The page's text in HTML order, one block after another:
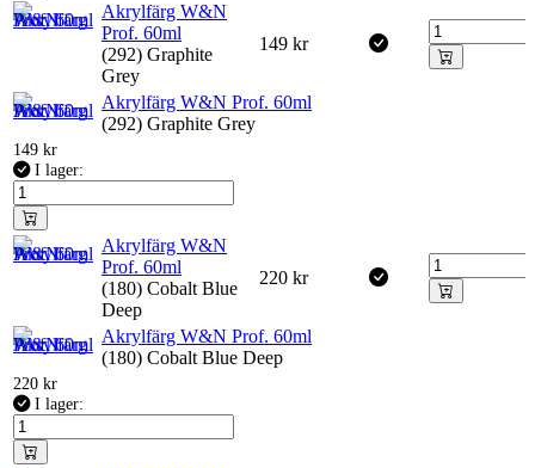
Akrylfärg W&N
Prof. 60ml
(292) Graphite
Grey
149 kr
Akrylfärg W&N Prof. 60ml
(292) Graphite Grey
149 kr
I lager:
Akrylfärg W&N
Prof. 60ml
(180) Cobalt Blue
Deep
220 kr
Akrylfärg W&N Prof. 60ml
(180) Cobalt Blue Deep
220 kr
I lager: